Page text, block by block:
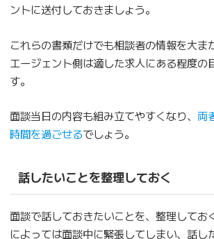
ントに送付しておきましょう。
これらの書類だけでも相談者の情報を大ま
エージェント側は適した求人にある程度の
す。
面談当日の内容も組み立てやすくなり、 両
時間を過ごせるでしょう。
話したいことを整理しておく
面談で話しておきたいことを、整理してお
によっては面談中に緊張してしまい、話し